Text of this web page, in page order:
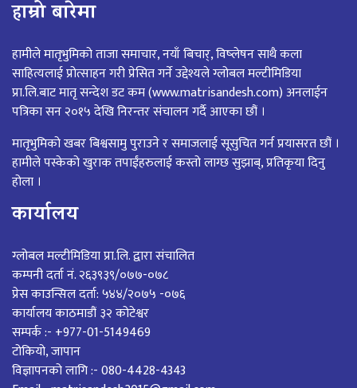
हाम्रो बारेमा
हामीले मातृभुमिको ताजा समाचार, नयाँ बिचार्, विष्लेषन साथै कला
साहित्यलाई प्रोत्साहन गरी प्रेसित गर्ने उद्देश्यले ग्लोबल मल्टीमिडिया
प्रा.लि.बाट मातृ सन्देश डट कम (www.matrisandesh.com) अनलाईन
पत्रिका सन २०१५ देखि निरन्तर संचालन गर्दै आएका छौं ।
मातृभुमिको खबर बिश्वसामु पुराउने र समाजलाई सूसुचित गर्न प्रयासरत छौं ।
हामीले पस्केको खुराक तपाईंहरुलाई कस्तो लाग्छ सुझाब्, प्रतिकृया दिनु
होला ।
कार्यालय
ग्लोबल मल्टीमिडिया प्रा.लि. द्वारा संचालित
कम्पनी दर्ता नं. २६३९३९/०७७-०७८
प्रेस काउन्सिल दर्ता: ५४४/२०७५ -०७६
कार्यालय काठमाडौं ३२ कोटेश्वर
सम्पर्क :- +977-01-5149469
टोकियो, जापान
विज्ञापनको लागि :- 080-4428-4343